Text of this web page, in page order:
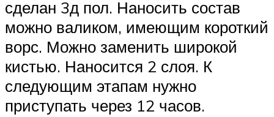
сделан 3д пол. Наносить состав
можно валиком, имеющим короткий
ворс. Можно заменить широкой
кистью. Наносится 2 слоя. К
следующим этапам нужно
приступать через 12 часов.